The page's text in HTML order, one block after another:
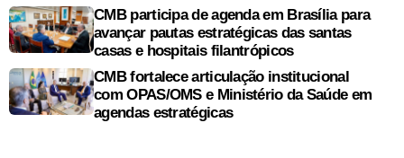
CMB participa de agenda em Brasília para
avançar pautas estratégicas das santas
casas e hospitais filantrópicos
CMB fortalece articulação institucional
com OPAS/OMS e Ministério da Saúde em
agendas estratégicas